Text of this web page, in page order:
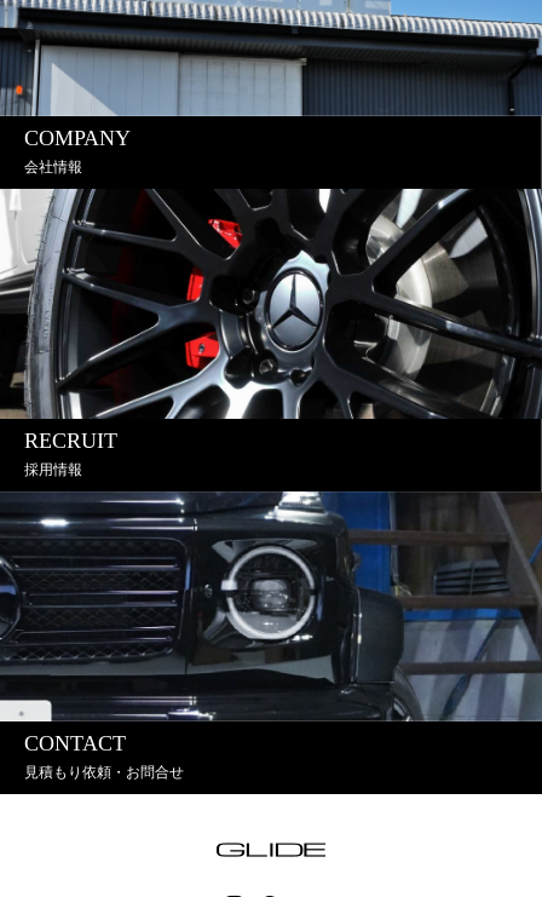
COMPANY
会社情報
RECRUIT
採用情報
CONTACT
見積もり依頼・お問合せ